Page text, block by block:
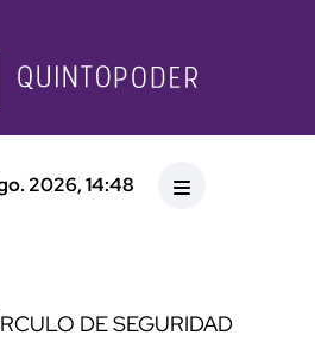
2026, 14:48
DE SEGURIDAD